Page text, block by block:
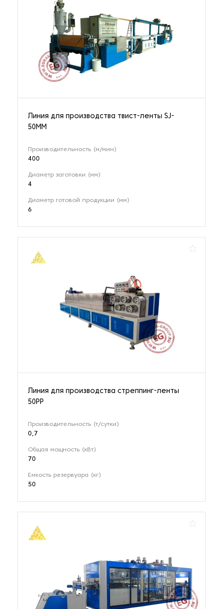
Линия для производства твист-ленты SJ-
50MM
Производительность (м/мин)
400
Диаметр заготовки (мм)
4
Диаметр готовой продукции (мм)
6
Линия для производства стреппинг-ленты
50PP
Производительность (т/сутки)
0,7
Общая мощность (кВт)
70
Емкость резервуара (кг)
50